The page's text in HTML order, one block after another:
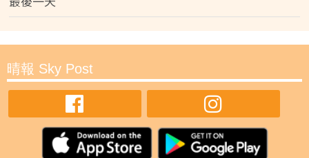
晴報 Sky Post